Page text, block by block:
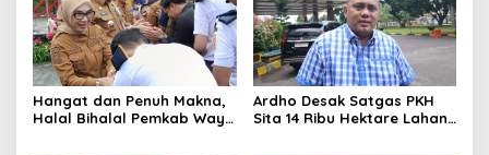
Hangat dan Penuh Makna,
Halal Bihalal Pemkab Way
Ardho Desak Satgas PKH
Sita 14 Ribu Hektare Lahan